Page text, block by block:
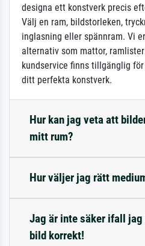
designa ett konstverk precis
Välj en ram, bildstorleken,
inglasning eller spännram. Vi
alternativ som mattor,
kundservice finns tillgänglig
ditt perfekta konstverk.
Hur kan jag veta att
mitt rum?
Hur väljer jag rätt
Jag är inte säker ifall jag
bild korrekt!